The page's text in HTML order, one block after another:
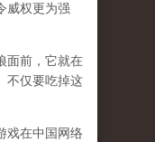
威权更为强
面前，它就在
不仅要吃掉这
戏在中国网络